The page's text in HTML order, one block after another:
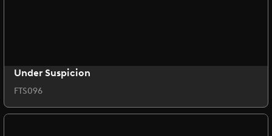
Under Suspicion
FTS096